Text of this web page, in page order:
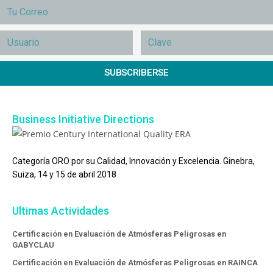
SUBSCRIBERSE
Business Initiative Directions
Categoría ORO por su Calidad, Innovación y Excelencia. Ginebra,
Suiza, 14 y 15 de abril 2018
Ultimas Actividades
Certificación en Evaluación de Atmósferas Peligrosas en
GABYCLAU
Certificación en Evaluación de Atmósferas Peligrosas en RAINCA